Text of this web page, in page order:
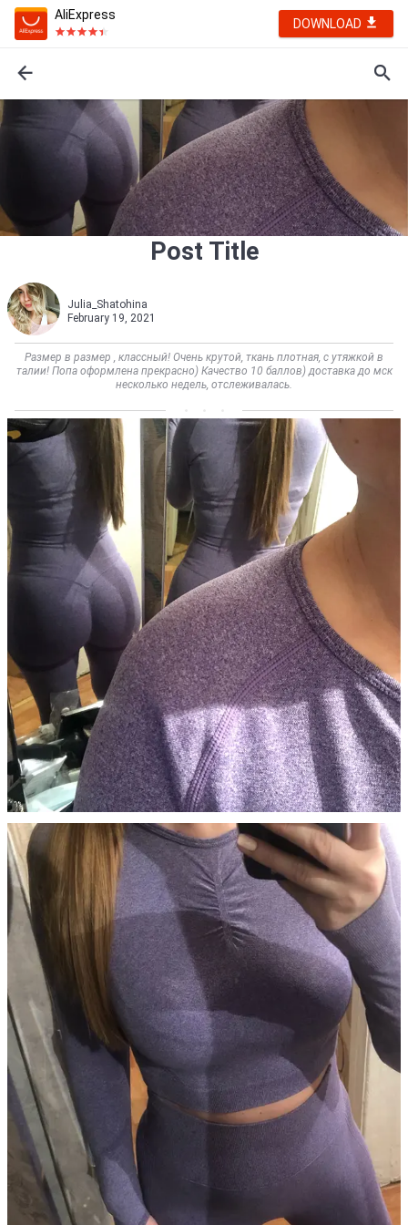
AliExpress
DOWNLOAD
Post Title
Julia_Shatohina
February 19, 2021
Размер в размер , классный! Очень крутой, ткань плотная, с утяжкой в
талии! Попа оформлена прекрасно) Качество 10 баллов) доставка до мск
несколько недель, отслеживалась.